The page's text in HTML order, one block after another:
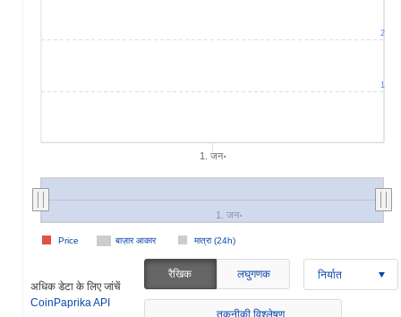
1. जन॰
बाज़ार आकार मात्रा (24h)
Price
1. जन॰
1
2
अधिक डेटा के लिए जांचें
CoinPaprika API
रैखिक लघुगणक निर्यात
तकनीकी विश्लेषण